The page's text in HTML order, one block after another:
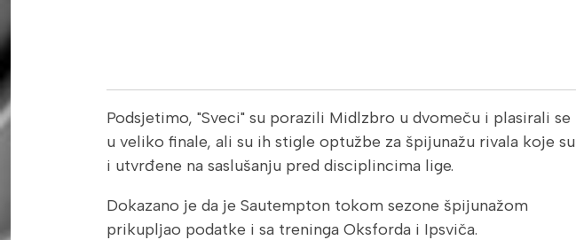
Podsjetimo, "Sveci" su porazili Midlzbro u dvomeču i plasirali se
u veliko finale, ali su ih stigle optužbe za špijunažu rivala koje su
i utvrđene na saslušanju pred disciplincima lige.
Dokazano je da je Sautempton tokom sezone špijunažom
prikupljao podatke i sa treninga Oksforda i Ipsviča.